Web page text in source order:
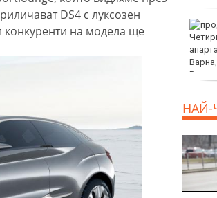
DS4 с луксозен
конкуренти на модела ще
Тийнейджърите били
повече от час жертвата
НАЙ-